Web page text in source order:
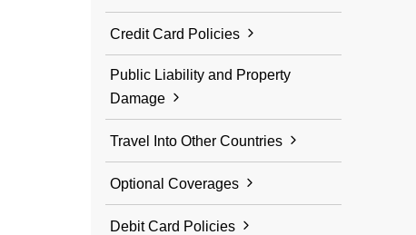
Credit Card Policies
Public Liability and Property
Damage
Travel Into Other Countries
Optional Coverages
Debit Card Policies